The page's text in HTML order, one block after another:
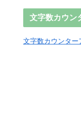
文字数カウン
文字数カウンター